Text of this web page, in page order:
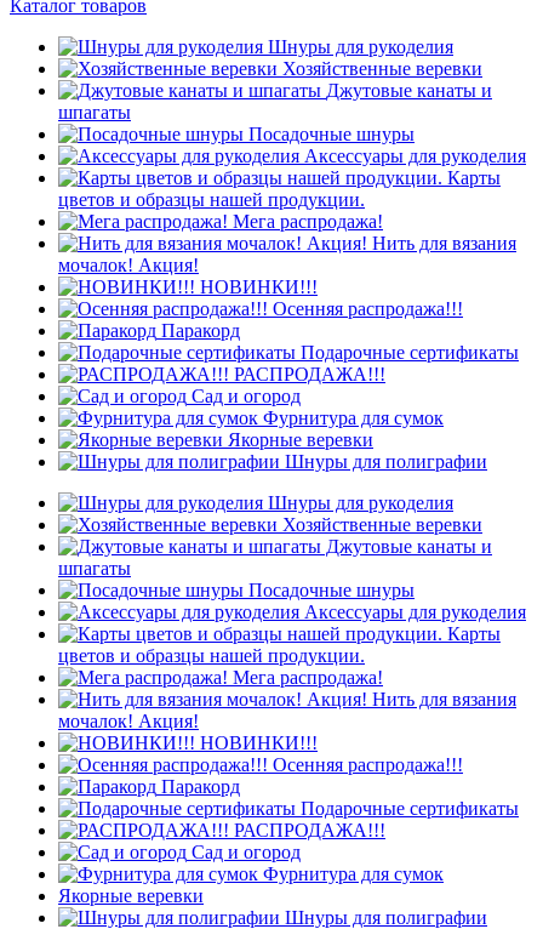
Каталог товаров
Шнуры для рукоделия
Хозяйственные веревки
Джутовые канаты и
шпагаты
Посадочные шнуры
Аксессуары для рукоделия
Карты
цветов и образцы нашей продукции.
Мега распродажа!
Нить для вязания
мочалок! Акция!
НОВИНКИ!!!
Осенняя распродажа!!!
Паракорд
Подарочные сертификаты
РАСПРОДАЖА!!!
Сад и огород
Фурнитура для сумок
Якорные веревки
Шнуры для полиграфии
Шнуры для рукоделия
Хозяйственные веревки
Джутовые канаты и
шпагаты
Посадочные шнуры
Аксессуары для рукоделия
Карты
цветов и образцы нашей продукции.
Мега распродажа!
Нить для вязания
мочалок! Акция!
НОВИНКИ!!!
Осенняя распродажа!!!
Паракорд
Подарочные сертификаты
РАСПРОДАЖА!!!
Сад и огород
Фурнитура для сумок
Якорные веревки
Шнуры для полиграфии